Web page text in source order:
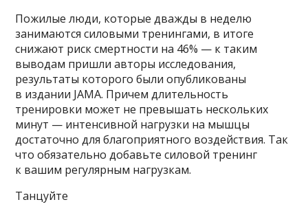
Пожилые люди, которые дважды в неделю
занимаются силовыми тренингами, в итоге
снижают риск смертности на 46% — к таким
выводам пришли авторы исследования,
результаты которого были опубликованы
в издании JAMA. Причем длительность
тренировки может не превышать нескольких
минут — интенсивной нагрузки на мышцы
достаточно для благоприятного воздействия. Так
что обязательно добавьте силовой тренинг
к вашим регулярным нагрузкам.
Танцуйте